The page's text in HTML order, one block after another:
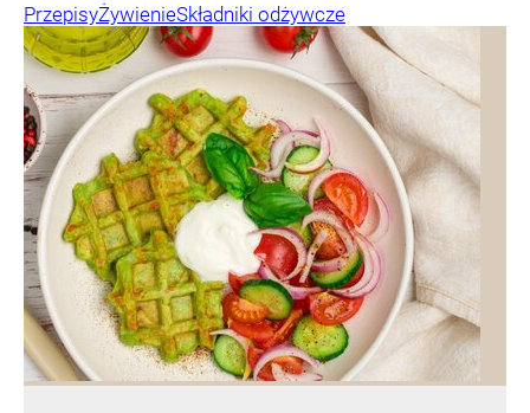
PrzepisyŻywienieSkładniki odżywcze